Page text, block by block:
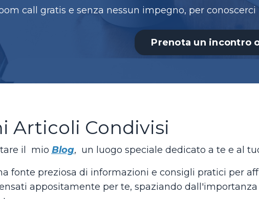
call gratis e senza nessun impegno, per
Prenota un incontro
Articoli Condivisi
il mio Blog, un luogo speciale dedicato a te e al
fonte preziosa di informazioni e consigli pratici per
appositamente per te, spaziando